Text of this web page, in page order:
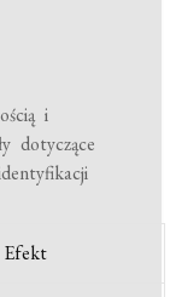
i
dotyczące
Efekt